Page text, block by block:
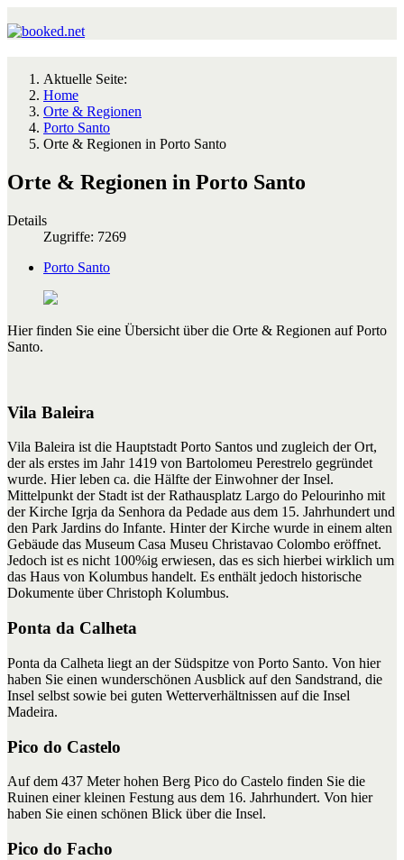
Aktuelle Seite:
Home
Orte & Regionen
Porto Santo
Orte & Regionen in Porto Santo
Orte & Regionen in Porto Santo
Details
Zugriffe: 7269
Porto Santo
Hier finden Sie eine Übersicht über die Orte & Regionen auf Porto
Santo.
Vila Baleira
Vila Baleira ist die Hauptstadt Porto Santos und zugleich der Ort,
der als erstes im Jahr 1419 von Bartolomeu Perestrelo gegründet
wurde. Hier leben ca. die Hälfte der Einwohner der Insel.
Mittelpunkt der Stadt ist der Rathausplatz Largo do Pelourinho mit
der Kirche Igrja da Senhora da Pedade aus dem 15. Jahrhundert und
den Park Jardins do Infante. Hinter der Kirche wurde in einem alten
Gebäude das Museum Casa Museu Christavao Colombo eröffnet.
Jedoch ist es nicht 100%ig erwiesen, das es sich hierbei wirklich um
das Haus von Kolumbus handelt. Es enthält jedoch historische
Dokumente über Christoph Kolumbus.
Ponta da Calheta
Ponta da Calheta liegt an der Südspitze von Porto Santo. Von hier
haben Sie einen wunderschönen Ausblick auf den Sandstrand, die
Insel selbst sowie bei guten Wetterverhältnissen auf die Insel
Madeira.
Pico do Castelo
Auf dem 437 Meter hohen Berg Pico do Castelo finden Sie die
Ruinen einer kleinen Festung aus dem 16. Jahrhundert. Von hier
haben Sie einen schönen Blick über die Insel.
Pico do Facho